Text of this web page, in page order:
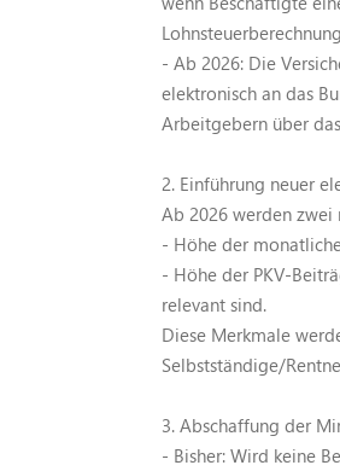
- Ab 2026: Die
elektronisch an das
Arbeitgebern über
2. Einführung neuer
Ab 2026 werden zwei
- Höhe der
- Höhe der PKV-
relevant sind.
Diese Merkmale
Selbstständige/
3. Abschaffung der
- Bisher: Wird keine